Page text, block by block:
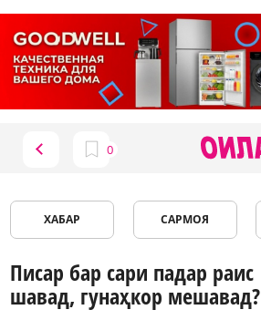
ХАБАР САРМОЯ
Писар бар сари падар раис
шавад, гунаҳкор мешавад?